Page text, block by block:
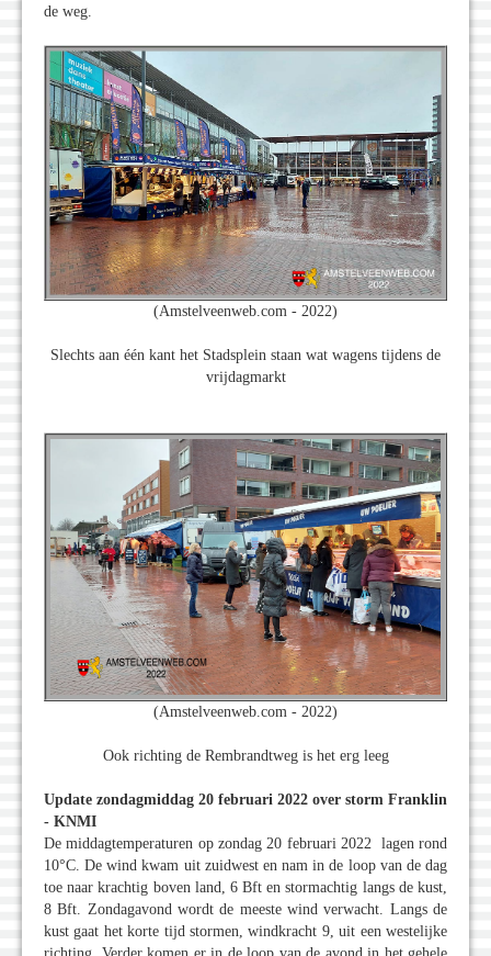
de weg.
(Amstelveenweb.com - 2022)
Slechts aan één kant het Stadsplein staan wat wagens tijdens de
vrijdagmarkt
(Amstelveenweb.com - 2022)
Ook richting de Rembrandtweg is het erg leeg
Update zondagmiddag 20 februari 2022 over storm Franklin
- KNMI
De middagtemperaturen op zondag 20 februari 2022 lagen rond
10°C. De wind kwam uit zuidwest en nam in de loop van de dag
toe naar krachtig boven land, 6 Bft en stormachtig langs de kust,
8 Bft. Zondagavond wordt de meeste wind verwacht. Langs de
kust gaat het korte tijd stormen, windkracht 9, uit een westelijke